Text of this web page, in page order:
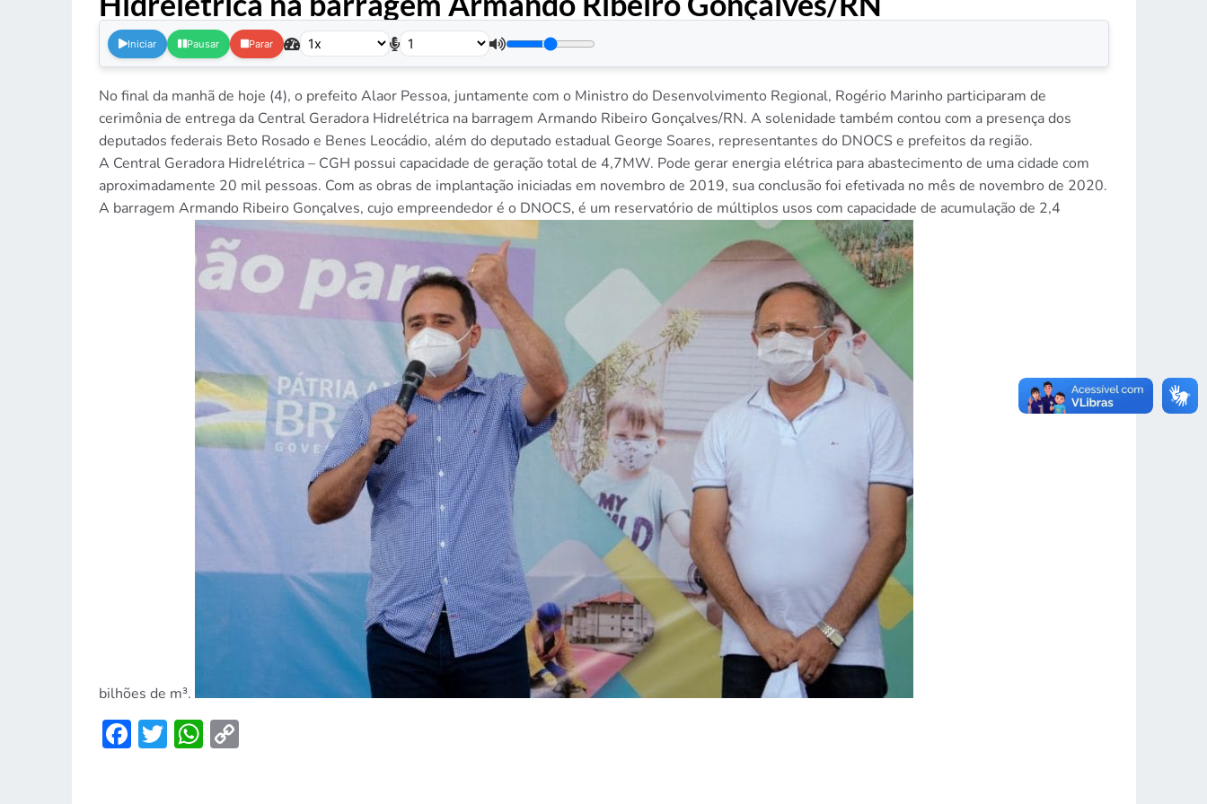
Iniciar Pausar Parar
No final da manhã de hoje (4), o prefeito Alaor Pessoa, juntamente com o Ministro do Desenvolvimento Regional, Rogério Marinho participaram de
cerimônia de entrega da Central Geradora Hidrelétrica na barragem Armando Ribeiro Gonçalves/RN. A solenidade também contou com a presença dos
deputados federais Beto Rosado e Benes Leocádio, além do deputado estadual George Soares, representantes do DNOCS e prefeitos da região.
A Central Geradora Hidrelétrica – CGH possui capacidade de geração total de 4,7MW. Pode gerar energia elétrica para abastecimento de uma cidade com
aproximadamente 20 mil pessoas. Com as obras de implantação iniciadas em novembro de 2019, sua conclusão foi efetivada no mês de novembro de 2020.
A barragem Armando Ribeiro Gonçalves, cujo empreendedor é o DNOCS, é um reservatório de múltiplos usos com capacidade de acumulação de 2,4
bilhões de m³.
Facebook
TwitterWhatsApp
Copy